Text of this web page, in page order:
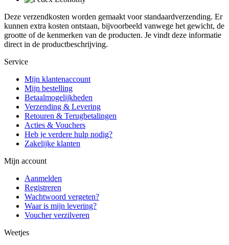
Deze verzendkosten worden gemaakt voor standaardverzending. Er
kunnen extra kosten ontstaan, bijvoorbeeld vanwege het gewicht, de
grootte of de kenmerken van de producten. Je vindt deze informatie
direct in de productbeschrijving.
Service
Mijn klantenaccount
Mijn bestelling
Betaalmogelijkheden
Verzending & Levering
Retouren & Terugbetalingen
Acties & Vouchers
Heb je verdere hulp nodig?
Zakelijke klanten
Mijn account
Aanmelden
Registreren
Wachtwoord vergeten?
Waar is mijn levering?
Voucher verzilveren
Weetjes